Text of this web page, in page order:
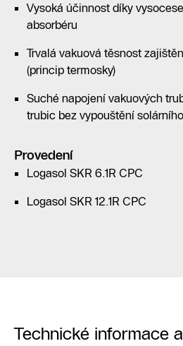
Vysoká účinnost díky
absorbéru
Trvalá vakuová těsnost
(princip termosky)
Suché napojení vakuových
trubic bez vypouštění
Provedení
Logasol SKR 6.1R CPC
Logasol SKR 12.1R CPC
Technické informace